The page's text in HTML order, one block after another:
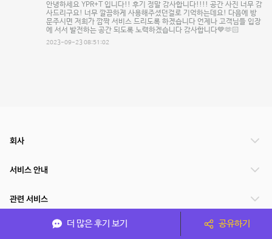
안녕하세요 YPR+T 입니다!! 후기 정말 감사합니다!!!! 공간 사진 너무 감
사드리구요! 너무 깔끔하게 사용해주셨던걸로 기억하는데요! 다음에 방
문주시면 저희가 깜짝 서비스 드리도록 하겠습니다 언제나 고객님들 입장
에 서서 발전하는 공간 되도록 노력하겠습니다 감사합니다💙🫶🏻
2023-09-23 08:51:02
더 많은 후기 보기 공유하기
회사
서비스 안내
관련 서비스